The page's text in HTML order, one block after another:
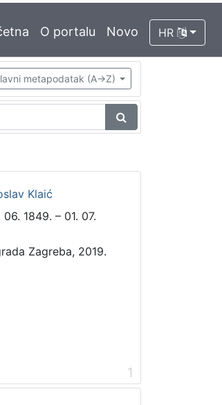
O portalu Novo HR
metapodatak (A->Z)
Klaić
1849. – 01. 07.
Zagreba, 2019.
1